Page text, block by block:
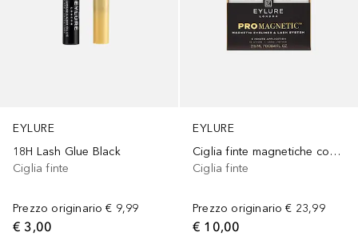
EYLURE
18H Lash Glue Black
Ciglia finte
Prezzo originario € 9,99
€ 3,00
EYLURE
Ciglia finte magnetiche con eyeliner Pro Magnetic
Ciglia finte
Prezzo originario € 23,99
€ 10,00